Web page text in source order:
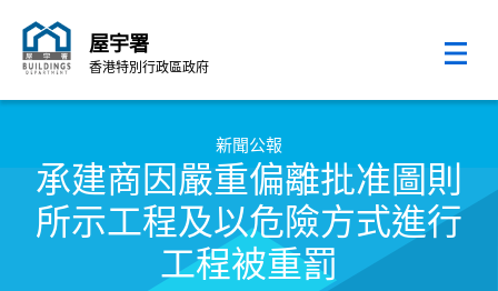
屋宇署
香港特別行政區政府
新聞公報
承建商因嚴重偏離批准圖則
所示工程及以危險方式進行
工程被重罰